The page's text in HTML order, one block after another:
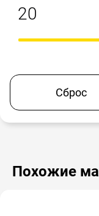
Сброс
Похожие